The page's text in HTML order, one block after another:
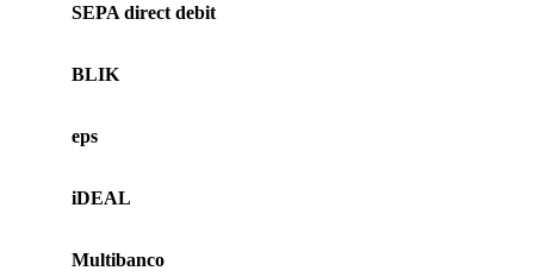
SEPA direct debit
BLIK
eps
iDEAL
Multibanco